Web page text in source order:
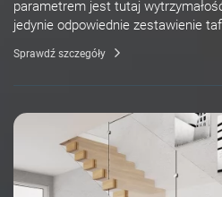
parametrem jest tutaj
jedynie odpowiednie zestawienie
Sprawdź szczegóły